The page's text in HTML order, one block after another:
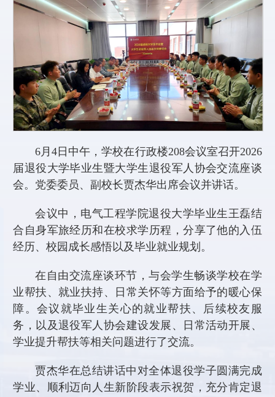
6月4日中午，学校在行政楼208会议室召开2026
届退役大学毕业生暨大学生退役军人协会交流座谈
会。党委委员、副校长贾杰华出席会议并讲话。
会议中，电气工程学院退役大学毕业生王磊结
合自身军旅经历和在校求学历程，分享了他的入伍
经历、校园成长感悟以及毕业就业规划。
在自由交流座谈环节，与会学生畅谈学校在学
业帮扶、就业扶持、日常关怀等方面给予的暖心保
障。会议就毕业生关心的就业帮扶、后续校友服
务，以及退役军人协会建设发展、日常活动开展、
学业提升帮扶等相关问题进行了交流。
贾杰华在总结讲话中对全体退役学子圆满完成
学业、顺利迈向人生新阶段表示祝贺，充分肯定退